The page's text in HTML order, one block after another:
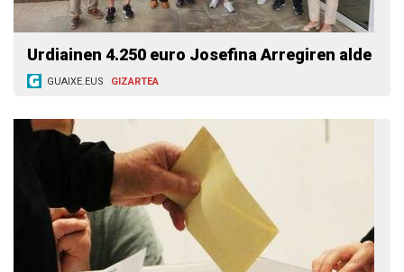
Urdiainen 4.250 euro Josefina Arregiren alde
GUAIXE.EUS GIZARTEA